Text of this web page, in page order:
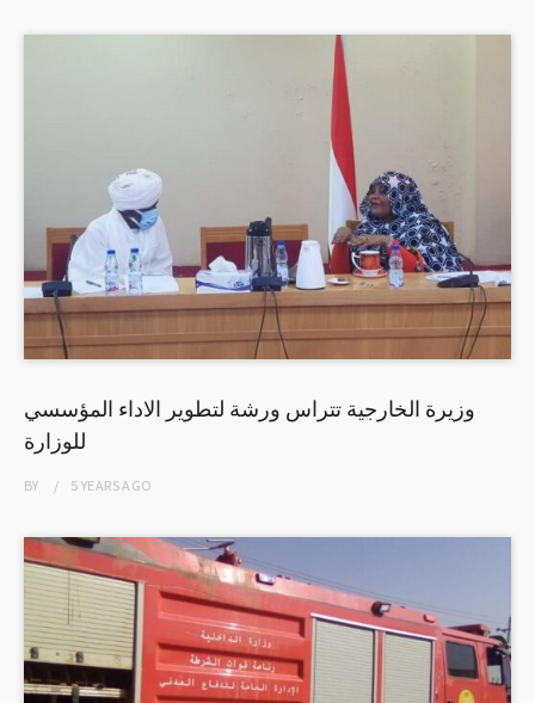
وزيرة الخارجية تتراس ورشة لتطوير الاداء المؤسسي
للوزارة
BY 5 YEARSAGO